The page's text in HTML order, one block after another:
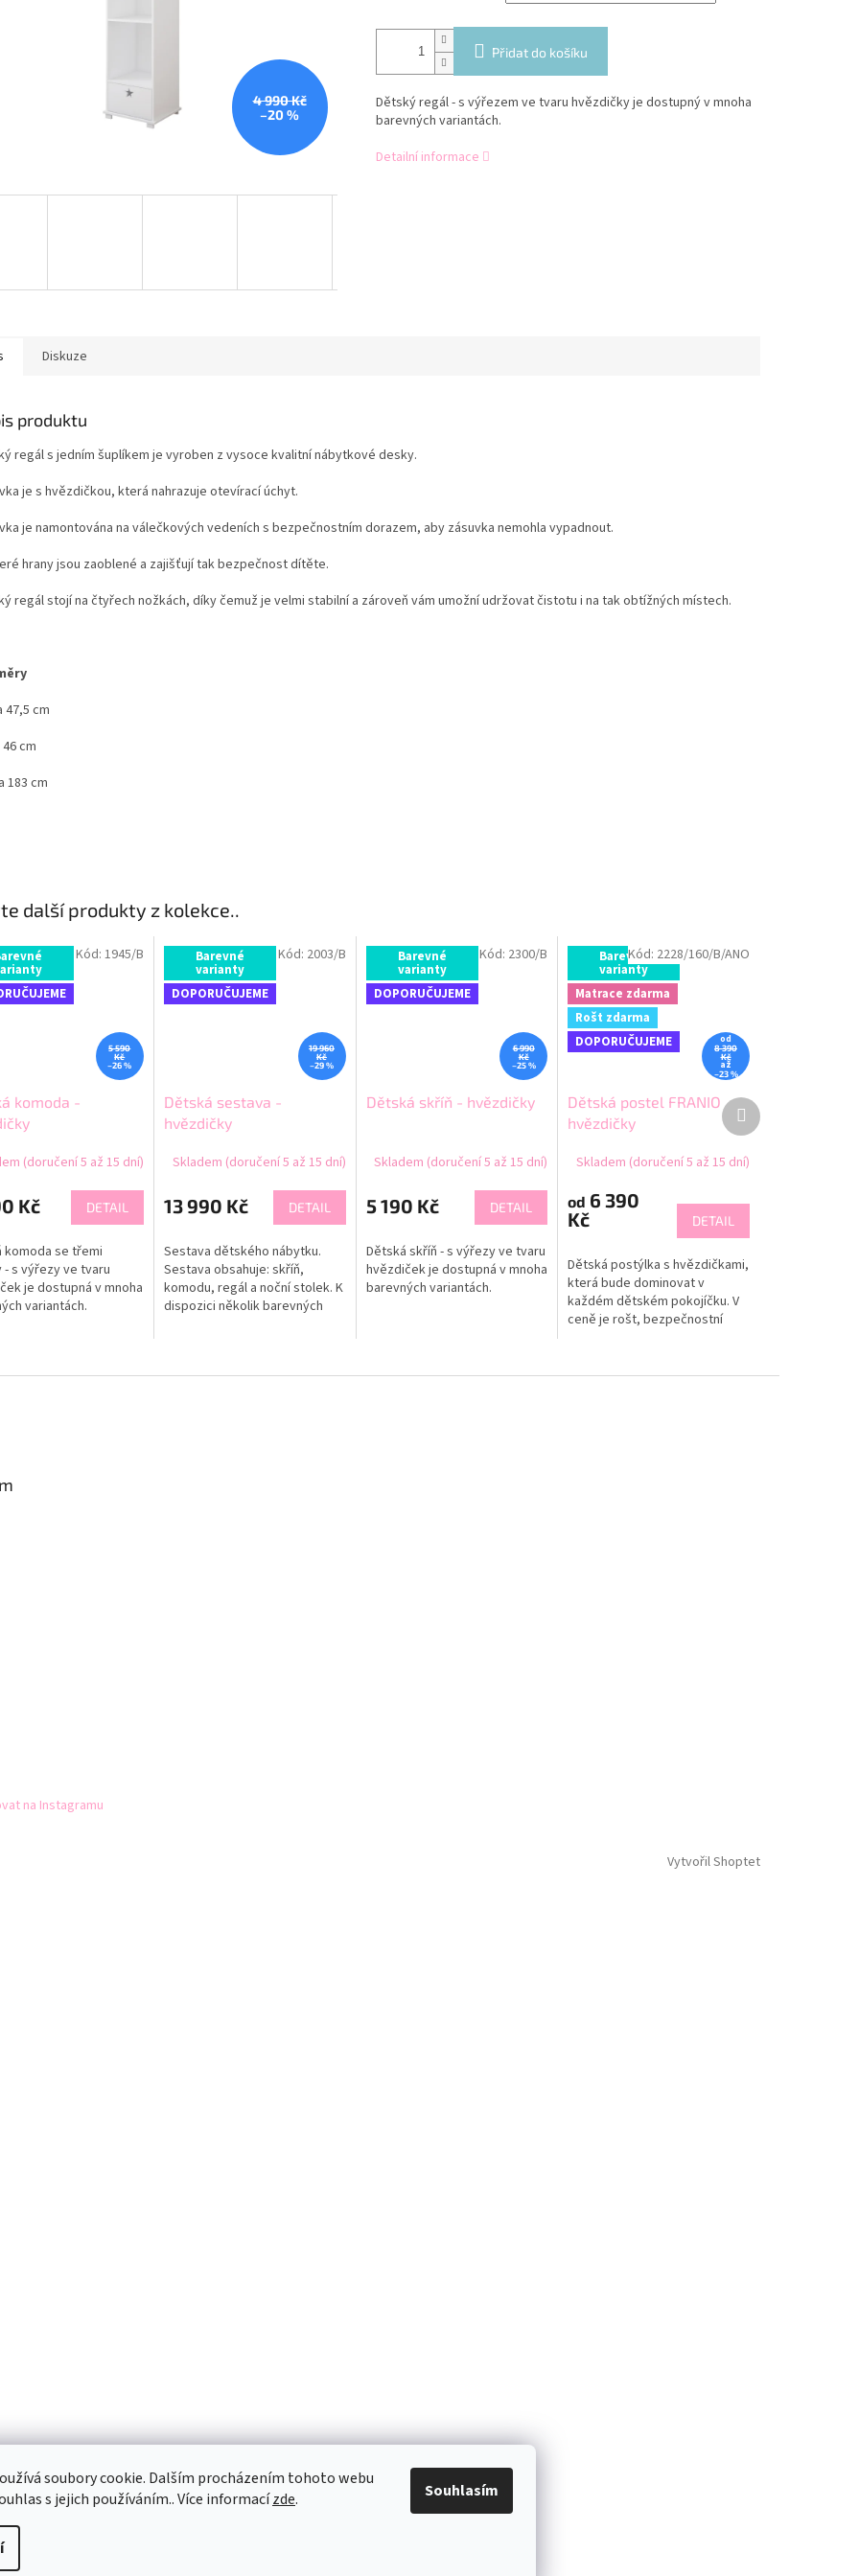
soubory cookie. Dalším procházením tohoto webu
s jejich používáním.. Více informacízde. Souhlasím
4 990 Kč
–20 %
Přidat do košíku
Dětský regál - s výřezem ve tvaru hvězdičky je dostupný v mnoha
barevných variantách.
Detailní informace
další produkty z kolekce..
5 590
Kč
–26 %
komoda -
(doručení 5 až 15 dní)
Kč DETAIL
komoda se třemi
- s výřezy ve tvaru
je dostupná v mnoha
variantách.
Kód: 1945/B Barevné
varianty
DOPORUČUJEME
19 960
Kč
–29 %
Dětská sestava -
hvězdičky
Skladem (doručení 5 až 15 dní)
13 990 Kč DETAIL
Sestava dětského nábytku.
Sestava obsahuje: skříň,
komodu, regál a noční stolek. K
dispozici několik barevných
Kód: 2003/B Barevné
varianty
DOPORUČUJEME
6 990
Kč
–25 %
Dětská skříň - hvězdičky
Skladem (doručení 5 až 15 dní)
5 190 Kč DETAIL
Dětská skříň - s výřezy ve tvaru
hvězdiček je dostupná v mnoha
barevných variantách.
Kód: 2300/B Barevné
varianty
Matrace zdarma
Rošt zdarma
DOPORUČUJEME
od
8 390
Kč
až
–23 %
Dětská postel FRANIO
hvězdičky
Skladem (doručení 5 až 15 dní)
od 6 390
Kč
DETAIL
Dětská postýlka s hvězdičkami,
která bude dominovat v
každém dětském pokojíčku. V
ceně je rošt, bezpečnostní
je v...
Kód: 2228/160/B/ANO
Další
produkt
Diskuze
produktu
regál s jedním šuplíkem je vyroben z vysoce kvalitní nábytkové desky.
je s hvězdičkou, která nahrazuje otevírací úchyt.
je namontována na válečkových vedeních s bezpečnostním dorazem, aby zásuvka nemohla vypadnout.
hrany jsou zaoblené a zajišťují tak bezpečnost dítěte.
regál stojí na čtyřech nožkách, díky čemuž je velmi stabilní a zároveň vám umožní udržovat čistotu i na tak obtížných místech.
47,5 cm
cm
183 cm
na Instagramu
Vytvořil Shoptet